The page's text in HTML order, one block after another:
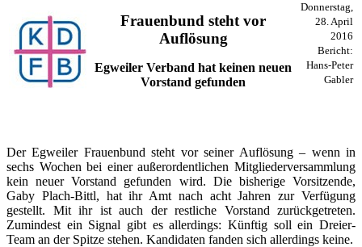
Frauenbund steht vor
Auflösung
Egweiler Verband hat keinen neuen
Vorstand gefunden
Donnerstag,
28. April
2016
Bericht:
Hans-Peter
Gabler
Der Egweiler Frauenbund steht vor seiner Auflösung – wenn in
sechs Wochen bei einer außerordentlichen Mitgliederversammlung
kein neuer Vorstand gefunden wird. Die bisherige Vorsitzende,
Gaby Plach-Bittl, hat ihr Amt nach acht Jahren zur Verfügung
gestellt. Mit ihr ist auch der restliche Vorstand zurückgetreten.
Zumindest ein Signal gibt es allerdings: Künftig soll ein Dreier-
Team an der Spitze stehen. Kandidaten fanden sich allerdings keine.